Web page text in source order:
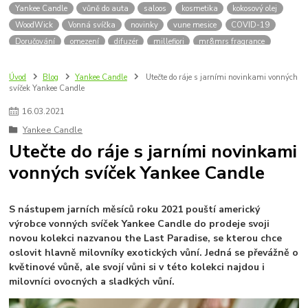
Yankee Candle vůně do auta saloos kosmetika
kokosový olej
WoodWick
Vonná svíčka novinky vune mesice
COVID-19
Doručování
omezení difuzér millefiori
mr&mrs fragrance
svíčky proti hmyzu
kolekce Hello Italy! dřevěný knot
Úvod Blog Yankee Candle
Utečte do ráje s jarními novinkami vonných
svíček Yankee Candle
16.03.2021
Yankee Candle
Utečte do ráje s jarními novinkami
vonných svíček Yankee Candle
S nástupem jarních měsíců roku 2021 pouští americký
výrobce vonných svíček Yankee Candle do prodeje svoji
novou kolekci nazvanou the Last Paradise, se kterou chce
oslovit hlavně milovníky exotických vůní. Jedná se převážně o
květinové vůně, ale svojí vůni si v této kolekci najdou i
milovníci ovocných a sladkých vůní.